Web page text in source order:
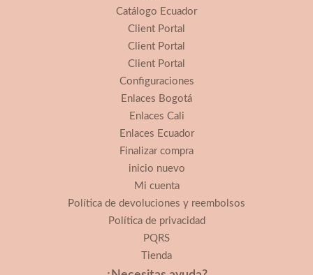
Catálogo Ecuador
Client Portal
Client Portal
Client Portal
Configuraciones
Enlaces Bogotá
Enlaces Cali
Enlaces Ecuador
Finalizar compra
inicio nuevo
Mi cuenta
Política de devoluciones y reembolsos
Política de privacidad
PQRS
Tienda